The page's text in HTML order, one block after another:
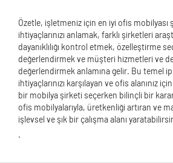
Özetle, işletmeniz için en iyi ofis mobilyası
ihtiyaçlarınızı anlamak, farklı şirketleri
dayanıklılığı kontrol etmek, özelleştirme
değerlendirmek ve müşteri hizmetleri ve
değerlendirmek anlamına gelir. Bu temel
ihtiyaçlarınızı karşılayan ve ofis alanınız
bir mobilya şirketi seçerken bilinçli bir
ofis mobilyalarıyla, üretkenliği artıran ve
işlevsel ve şık bir çalışma alanı
.